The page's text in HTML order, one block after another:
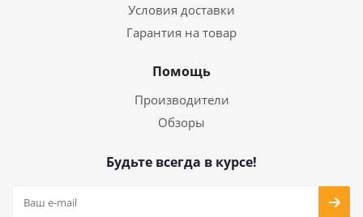
Условия доставки
Гарантия на товар
Помощь
Производители
Обзоры
Будьте всегда в курсе!